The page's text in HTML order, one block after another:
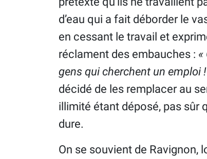
d’eau qui a fait déborder le
en cessant le travail et
réclament des embauches : «
gens qui cherchent un emploi
décidé de les remplacer au
illimité étant déposé, pas sûr
dure.
On se souvient de Ravignon,